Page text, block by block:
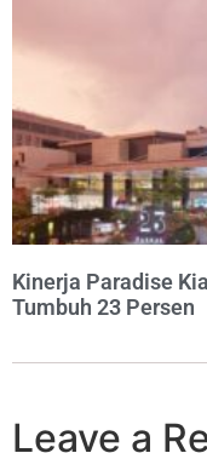
Kinerja Paradise
Tumbuh 23 Persen
Leave a